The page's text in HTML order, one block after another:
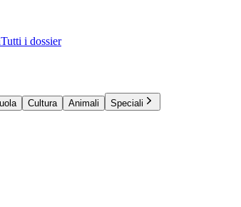
Tutti i dossier
Cultura Animali
Speciali